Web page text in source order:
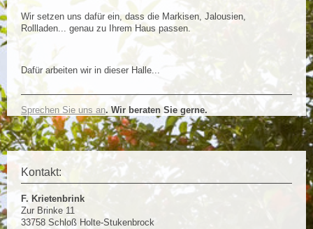
Wir setzen uns dafür ein, dass die Markisen, Jalousien,
Rollladen... genau zu Ihrem Haus passen.
Dafür arbeiten wir in dieser Halle...
Sprechen Sie uns an. Wir beraten Sie gerne.
Kontakt:
F. Krietenbrink
Zur Brinke 11
33758 Schloß Holte-Stukenbrock